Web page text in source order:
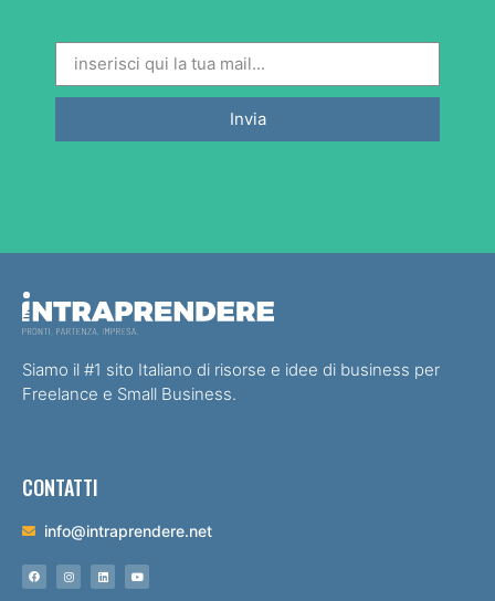
Invia
Siamo il #1 sito Italiano di risorse e idee di business per
Freelance e Small Business.
CONTATTI
info@intraprendere.net